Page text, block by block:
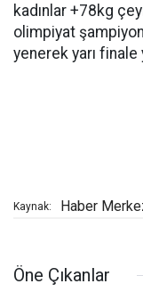
kadınlar +78kg
olimpiyat
yenerek yarı
Kaynak: Haber
Öne Çıkanlar